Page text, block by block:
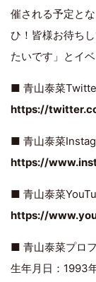
催される予定と
ひ！皆様お待ち
たいです」とイ
■ 青山泰菜
https://
■ 青山泰菜
https://
■ 青山泰菜
https://
■ 青山泰菜プロ
生年月日：1993